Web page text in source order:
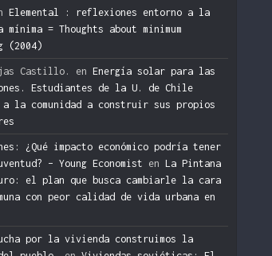
Elemental : reflexiones entorno a la
mínima = Thoughts about minimum
(2004)
Castillo. en Energía solar para las
Estudiantes de la U. de Chile
a la comunidad a construir sus propios
¿Qué impacto económico podría tener
– Young Economist en La Pintana
el plan que busca cambiarle la cara
con peor calidad de vida urbana en
por la vivienda construimos la